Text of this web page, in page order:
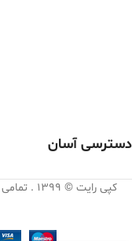
دسترسی آسان
کپی